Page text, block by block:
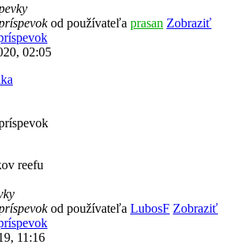
od používateľa prasan Zobraziť
02:05
reefu
od používateľa LubosF Zobraziť
11:16